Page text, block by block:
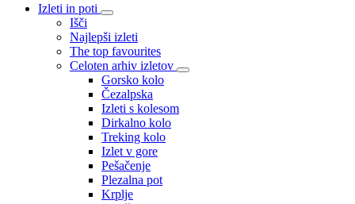
Izleti in poti
Išči
Najlepši izleti
The top favourites
Celoten arhiv izletov
Gorsko kolo
Čezalpska
Izleti s kolesom
Dirkalno kolo
Treking kolo
Izlet v gore
Pešačenje
Plezalna pot
Krplje